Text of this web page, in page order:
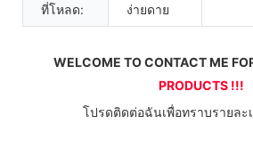
ที่โหลด:
ง่ายดาย
WELCOME TO CONTACT ME
PRODUCTS !!!
โปรดติดต่อฉันเพื่อทราบรายละ